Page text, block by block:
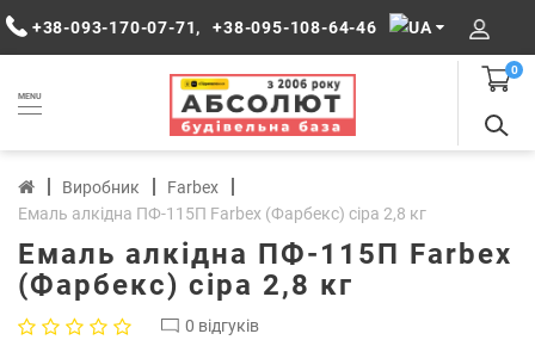
+38-093-170-07-71, +38-095-108-64-46
MENU
0
Виробник
Farbex
Емаль алкідна ПФ-115П Farbex (Фарбекс) сіра 2,8 кг
Емаль алкідна ПФ-115П Farbex
(Фарбекс) сіра 2,8 кг
0 відгуків